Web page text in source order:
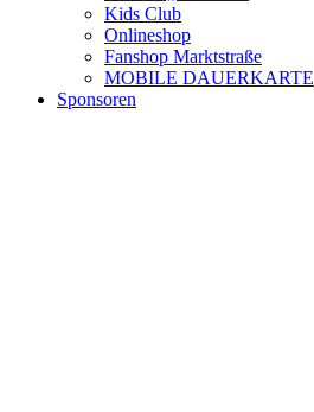
Kids Club
Onlineshop
Fanshop Marktstraße
MOBILE DAUERKARTE
Sponsoren